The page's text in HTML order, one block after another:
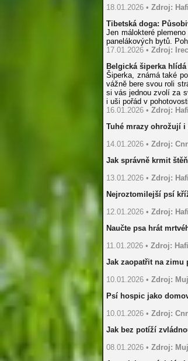
18.01.2026 • Zdroj:
Tibetská doga:
Jen málokteré
panelákových bytů.
17.01.2026 • Zdroj:
Belgická šiperka
Šiperka, známá také
vážně bere svou roli
si vás jednou zvolí za
i uši pořád v
16.01.2026 • Zdroj:
Tuhé mrazy ohrožují i
14.01.2026 • Zdroj:
Jak správně krmit
13.01.2026 • Zdroj:
Nejroztomilejší psí
12.01.2026 • Zdroj:
Naučte psa hrát
11.01.2026 • Zdroj:
Jak zaopatřit na zimu
10.01.2026 • Zdroj:
Psí hospic jako
10.01.2026 • Zdroj:
Jak bez potíží
08.01.2026 • Zdroj: